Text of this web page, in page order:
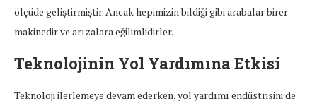
ölçüde geliştirmiştir. Ancak hepimizin bildiği gibi arabalar birer
makinedir ve arızalara eğilimlidirler.
Teknolojinin Yol Yardımına Etkisi
Teknoloji ilerlemeye devam ederken, yol yardımı endüstrisini de